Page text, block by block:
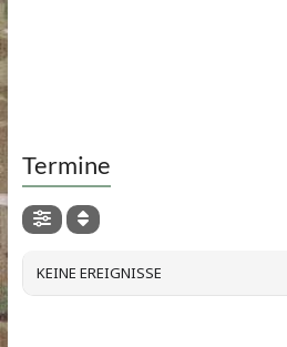
Termine
KEINE EREIGNISSE